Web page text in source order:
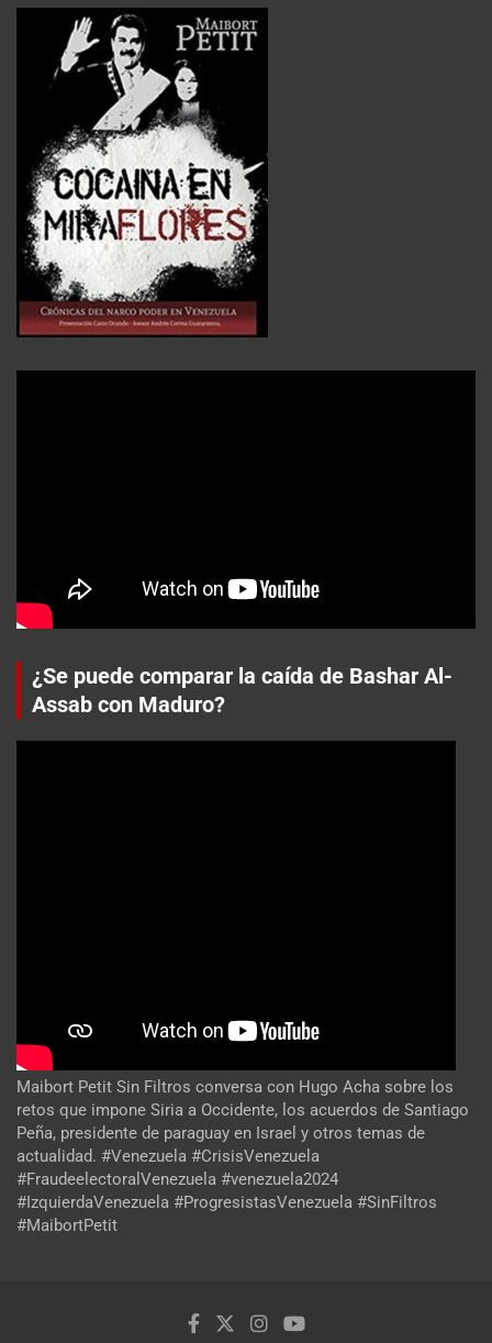
¿Se puede comparar la caída de Bashar Al-
Assab con Maduro?
Maibort Petit Sin Filtros conversa con Hugo Acha sobre los
retos que impone Siria a Occidente, los acuerdos de Santiago
Peña, presidente de paraguay en Israel y otros temas de
actualidad. #Venezuela #CrisisVenezuela
#FraudeelectoralVenezuela #venezuela2024
#IzquierdaVenezuela #ProgresistasVenezuela #SinFiltros
#MaibortPetit